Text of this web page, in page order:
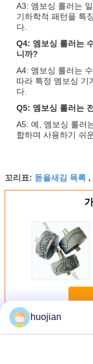
A3: 엠보싱 롤러는
기하학적 패턴을 특
다.
Q4: 엠보싱 롤러는
니까?
A4: 엠보싱 롤러는
따라 특정 엠보싱 기
다.
Q5: 엠보싱 롤러는
A5: 예, 엠보싱 롤러
합하며 사용하기 쉬
꼬리표: 돋을새김 목록 ,
더 많은 것
huojian